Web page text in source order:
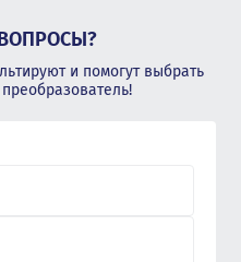
и помогут выбрать